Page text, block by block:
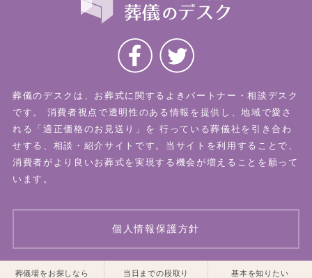
一覧はこちら
一覧はこちら
葬儀場をお探しなら 当日までの段取り 基本を知りたい
葬儀のデスクは、お葬式に関するよきパートナー・相談デスク
です。
消費者視点で透明性のある情報を提供し、地域で愛さ
れる「適正価格のお見送り」を 行っている葬儀社を引き合わ
せする、相談・紹介サイトです。当サイトを利用することで、
消費者がより良いお葬式を実現する機会が増えることを願って
います。
個人情報保護方針
© 2026 葬儀のデスク All Rights Reserved.